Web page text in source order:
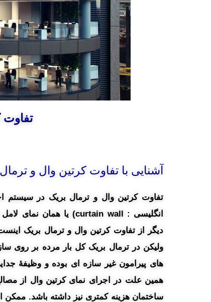
تفاوت
آشنایی با تفاوت کرتین وال و
تفاوت کرتین وال و ترمال بریک در سیستم
انگلیسی : curtain wall) یا همان نمای
دیگر از تفاوت کرتین وال و ترمال بریک
ولیکن در ترمال بریک کل بار مرده بر روی
های پیرامون غیر سازه‌ ای بوده و وظیفهٔ
همین علت در اجرای نمای کرتین وال از
ساختمان هزینه کمتری نیز داشته باشد. ممکن